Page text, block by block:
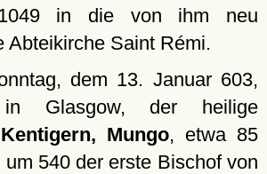
in die von ihm neu
Abteikirche Saint Rémi.
dem 13. Januar 603,
in Glasgow, der heilige
Kentigern, Mungo, etwa 85
540 der erste Bischof von